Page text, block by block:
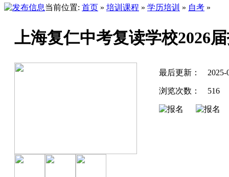
当前位置: 首页 » 培训课程 » 学历培训 » 自考 »
上海复仁中考复读学校2026
最后更新： 2025-
浏览次数： 516